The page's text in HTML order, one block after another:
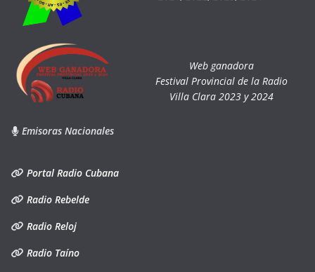
Web ganadora
Festival Provincial de la Radio
Villa Clara 2023 y 2024
Emisoras Nacionales
Portal Radio Cubana
Radio Rebelde
Radio Reloj
Radio Taíno